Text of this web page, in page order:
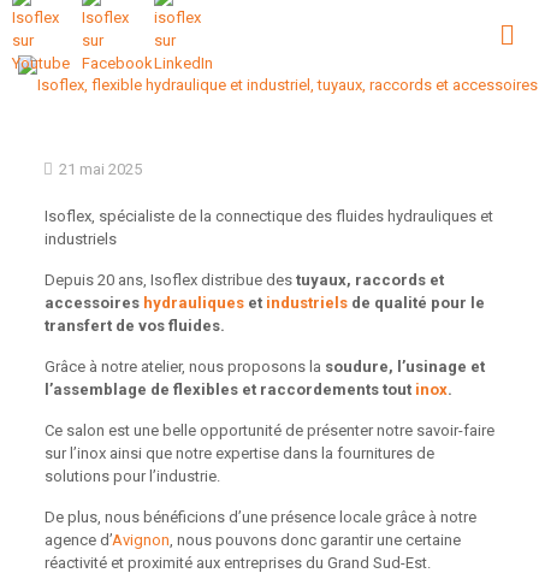
21 mai 2025
Isoflex, spécialiste de la connectique des fluides hydrauliques et
industriels
Depuis 20 ans, Isoflex distribue des tuyaux, raccords et
accessoires hydrauliqueset industrielsde qualité pour le
transfert de vos fluides.
Grâce à notre atelier, nous proposons la soudure, l’usinage et
l’assemblage de flexibles et raccordements tout inox.
Ce salon est une belle opportunité de présenter notre savoir-faire
sur l’inox ainsi que notre expertise dans la fournitures de
solutions pour l’industrie.
De plus, nous bénéficions d’une présence locale grâce à notre
agence d’Avignon, nous pouvons donc garantir une certaine
réactivité et proximité aux entreprises du Grand Sud-Est.